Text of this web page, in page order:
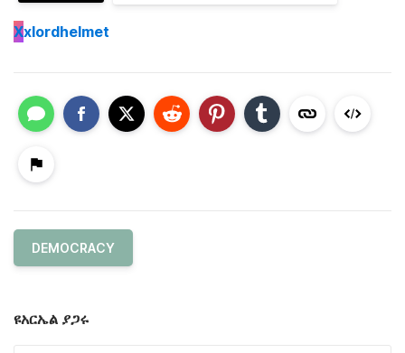
Xxlordhelmet
DEMOCRACY
ዩአርኤል ያጋሩ